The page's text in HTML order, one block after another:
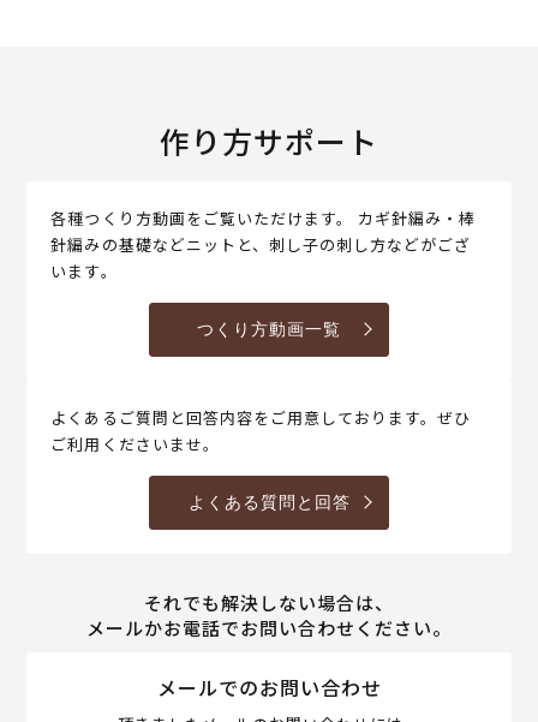
作り方サポート
各種つくり方動画をご覧いただけます。 カギ針編み・棒
針編みの基礎などニットと、刺し子の刺し方などがござ
います。
つくり方動画一覧
よくあるご質問と回答内容をご用意しております。ぜひ
ご利用くださいませ。
よくある質問と回答
それでも解決しない場合は、
メールかお電話でお問い合わせください。
メールでのお問い合わせ